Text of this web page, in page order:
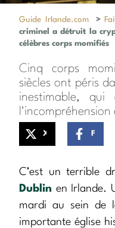
Guide Irlande.com >
criminel a détruit la
célèbres corps momifiés
Cinq corps
siècles ont péris
inestimable,
C’est un terrible
Dublin en Irlande.
mardi au sein de
importante église